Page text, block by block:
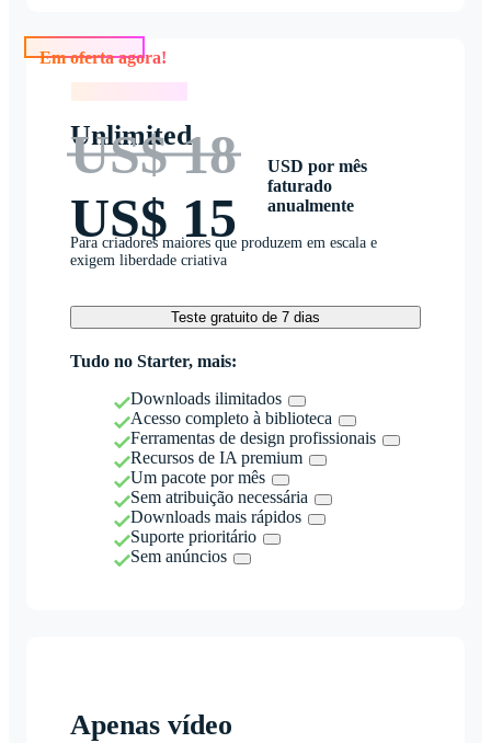
Unlimited
US$ 18
US$ 15
USD por mês
faturado
anualmente
Para criadores maiores que produzem em escala e
exigem liberdade criativa
Teste gratuito de 7 dias
Tudo no Starter, mais:
Downloads ilimitados
Acesso completo à biblioteca
Ferramentas de design profissionais
Recursos de IA premium
Um pacote por mês
Sem atribuição necessária
Downloads mais rápidos
Suporte prioritário
Sem anúncios
Apenas vídeo